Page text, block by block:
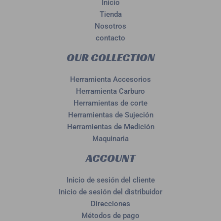
Inicio
Tienda
Nosotros
contacto
OUR COLLECTION
Herramienta Accesorios
Herramienta Carburo
Herramientas de corte
Herramientas de Sujeción
Herramientas de Medición
Maquinaria
ACCOUNT
Inicio de sesión del cliente
Inicio de sesión del distribuidor
Direcciones
Métodos de pago